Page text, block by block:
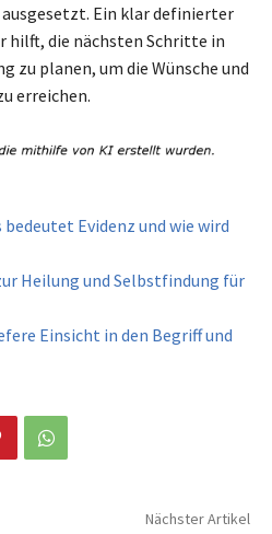
Ein klar definierter
die nächsten Schritte in
zu planen, um die Wünsche und
erreichen.
Evidenz und wie wird
Heilung und Selbstfindung für
Einsicht in den Begriff und
Nächster Artikel